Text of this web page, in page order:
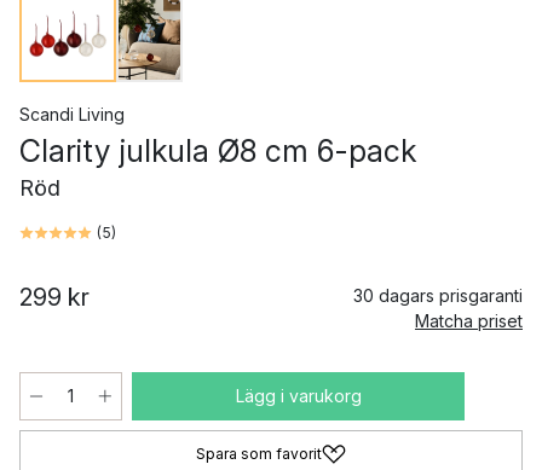
Scandi Living
Clarity julkula Ø8 cm 6-pack
Röd
(5)
299 kr
30 dagars prisgaranti
Matcha priset
Lägg i varukorg
Spara som favorit